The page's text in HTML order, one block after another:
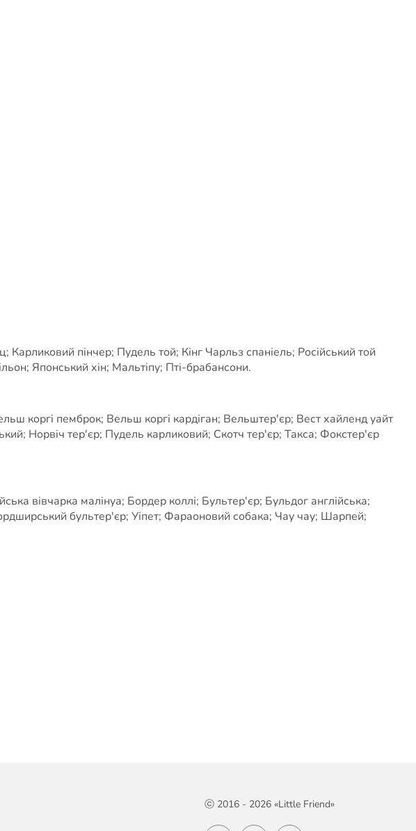
пінчер; Пудель той; Кінг Чарльз спаніель; Російський той
Японський хін; Мальтіпу; Пті-брабансони.
коргі пемброк; Вельш коргі кардіган; Вельштер'єр; Вест хайленд уайт
Норвіч тер'єр; Пудель карликовий; Скотч тер'єр; Такса; Фокстер'єр
вівчарка малінуа; Бордер коллі; Бультер'єр; Бульдог англійська;
бультер'єр; Уіпет; Фараоновий собака; Чау чау; Шарпей;
ⓒ 2016 - 2026 «Little Friend»